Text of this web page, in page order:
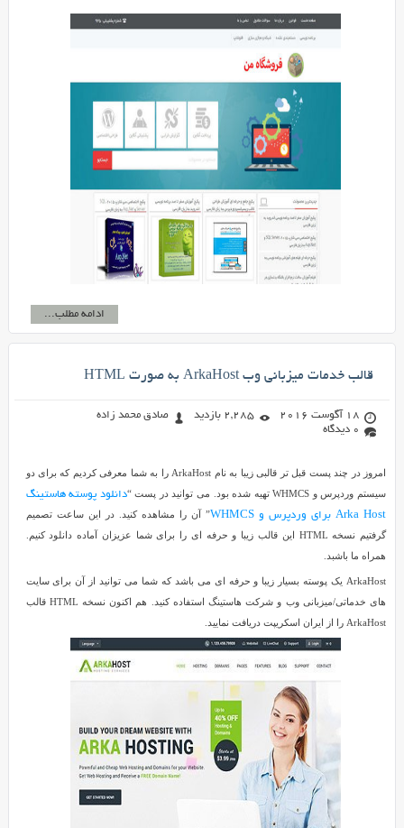
ادامه مطلب...
قالب خدمات میزبانی وب ArkaHost به صورت HTML
18 آگوست 2016 2,285 بازدید
صادق محمد زاده
0 دیدگاه
امروز در چند پست قبل تر قالبی زیبا به نام ArkaHost را به شما معرفی کردیم که برای دو
سیستم وردپرس و WHMCS تهیه شده بود. می توانید در پست “
دانلود پوسته هاستینگ
Arka Host برای وردپرس و WHMCS
” آن را مشاهده کنید. در این ساعت تصمیم
گرفتیم نسخه HTML این قالب زیبا و حرفه ای را برای شما عزیزان آماده دانلود کنیم.
همراه ما باشبد.
ArkaHost یک پوسته بسیار زیبا و حرفه ای می باشد که شما می توانید از آن برای سایت
های خدماتی/میزبانی وب و شرکت هاستینگ استفاده کنید. هم اکنون نسخه HTML قالب
ArkaHost را از ایران اسکریپت دریافت نمایید.